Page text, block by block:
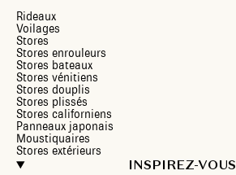
Rideaux
Voilages
Stores
Stores enrouleurs
Stores bateaux
Stores vénitiens
Stores douplis
Stores plissés
Stores californiens
Panneaux japonais
Moustiquaires
Stores extérieurs
INSPIREZ-VOUS